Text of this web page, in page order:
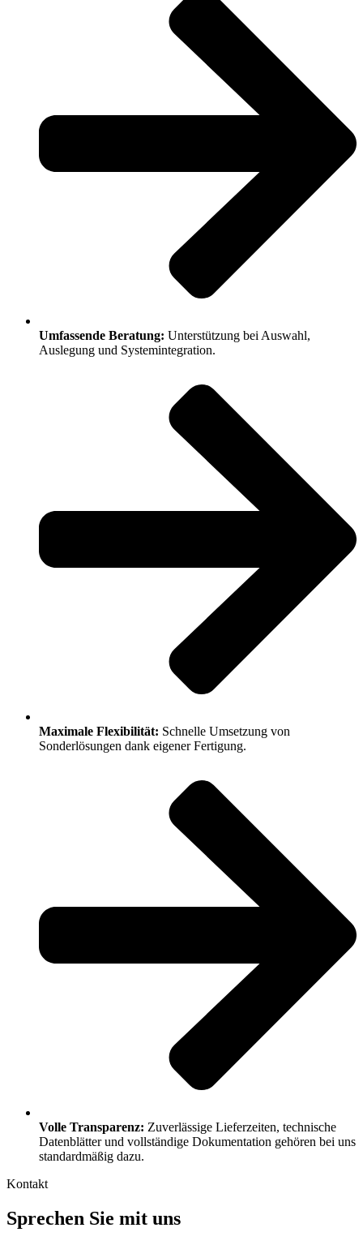
Umfassende Beratung: Unterstützung bei Auswahl,
Auslegung und Systemintegration.
Maximale Flexibilität: Schnelle Umsetzung von
Sonderlösungen dank eigener Fertigung.
Volle Transparenz: Zuverlässige Lieferzeiten, technische
Datenblätter und vollständige Dokumentation gehören bei uns
standardmäßig dazu.
Kontakt
Sprechen Sie mit uns